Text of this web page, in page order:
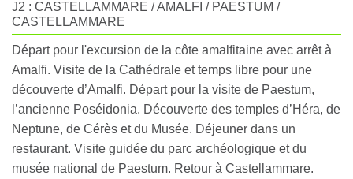
J2 : CASTELLAMMARE / AMALFI / PAESTUM /
CASTELLAMMARE
Départ pour l'excursion de la côte amalfitaine avec arrêt à
Amalfi. Visite de la Cathédrale et temps libre pour une
découverte d’Amalfi. Départ pour la visite de Paestum,
l’ancienne Poséidonia. Découverte des temples d’Héra, de
Neptune, de Cérès et du Musée. Déjeuner dans un
restaurant. Visite guidée du parc archéologique et du
musée national de Paestum. Retour à Castellammare.